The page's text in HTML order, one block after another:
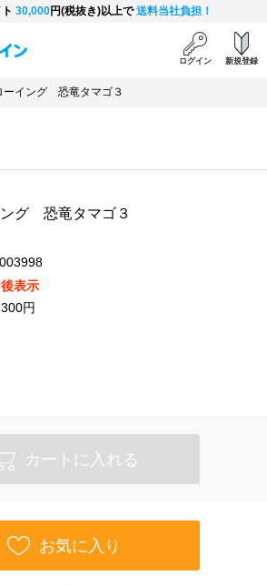
30,000円(税抜き)以上で送料当社負担！
ログイン 新規登録
ーイング 恐竜タマゴ３
グ 恐竜タマゴ３
表示
300円
カートに入れる
お気に入り